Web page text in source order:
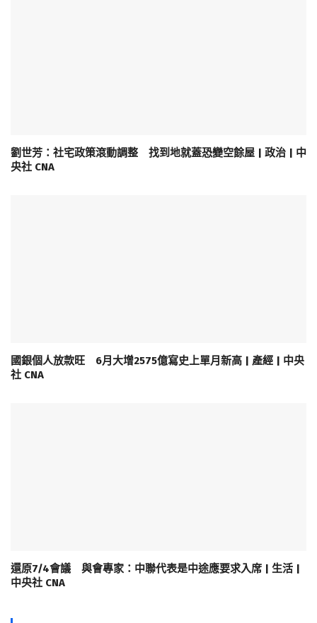
劉世芳：社宅政策滾動調整 找到地就蓋恐變空餘屋 | 政治 | 中
央社 CNA
國銀個人放款旺 6月大增2575億寫史上單月新高 | 產經 | 中央
社 CNA
還原7/4會議 與會專家：中聯代表是中途應要求入席 | 生活 |
中央社 CNA